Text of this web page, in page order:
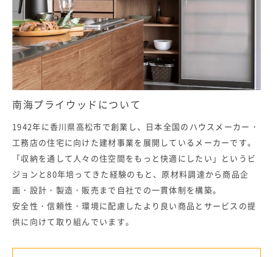
南海プライウッドについて
1942年に香川県高松市で創業し、日本全国のハウスメーカー・
工務店の住宅に向けた建材事業を展開しているメーカーです。
「収納を通して人々の住空間をもっと快適にしたい」というビ
ジョンと80年培ってきた経験のもと、原材料調達から商品企
画・設計・製造・販売まで自社での一貫体制を構築。
安全性・信頼性・環境に配慮したより良い商品とサービスの提
供に向けて取り組んでいます。